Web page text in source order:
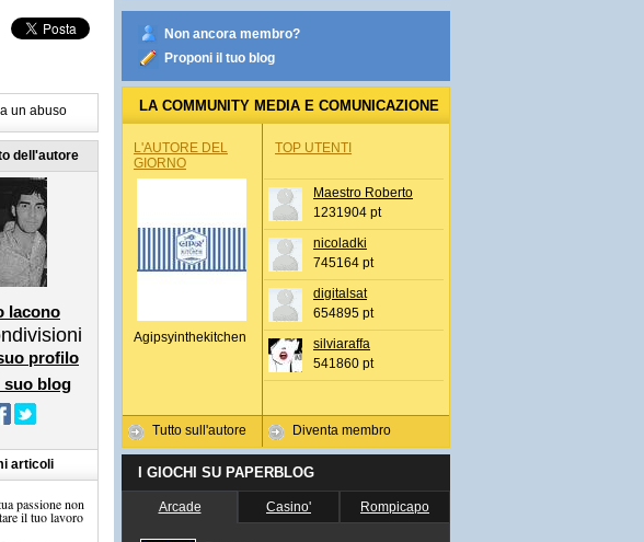
un abuso
dell'autore
Iacono
profilo
suo blog
articoli
passione non
il tuo lavoro
Non ancora membro?
Proponi il tuo blog
LA COMMUNITY MEDIA E COMUNICAZIONE
L'AUTORE DEL
GIORNO
Agipsyinthekitchen
Tutto sull'autore
TOP UTENTI
Maestro Roberto
1231904 pt
nicoladki
745164 pt
digitalsat
654895 pt
silviaraffa
541860 pt
Diventa membro
I GIOCHI SU PAPERBLOG
Arcade Casino' Rompicapo